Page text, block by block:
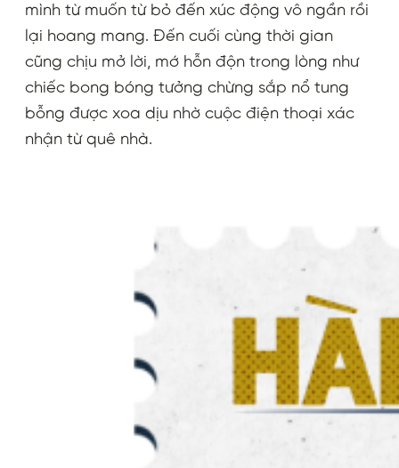
mình từ muốn từ bỏ đến xúc động vô ngần rồi
lại hoang mang. Đến cuối cùng thời gian
cũng chịu mở lời, mớ hỗn độn trong lòng như
chiếc bong bóng tưởng chừng sắp nổ tung
bỗng được xoa dịu nhờ cuộc điện thoại xác
nhận từ quê nhà.